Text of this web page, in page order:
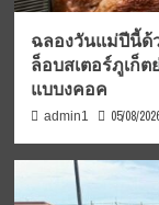
ฉลองวันแม่ปีนี้ด้
ล็อบสเตอร์ภูเก็ต
แบบงคอค
admin1 05/08/